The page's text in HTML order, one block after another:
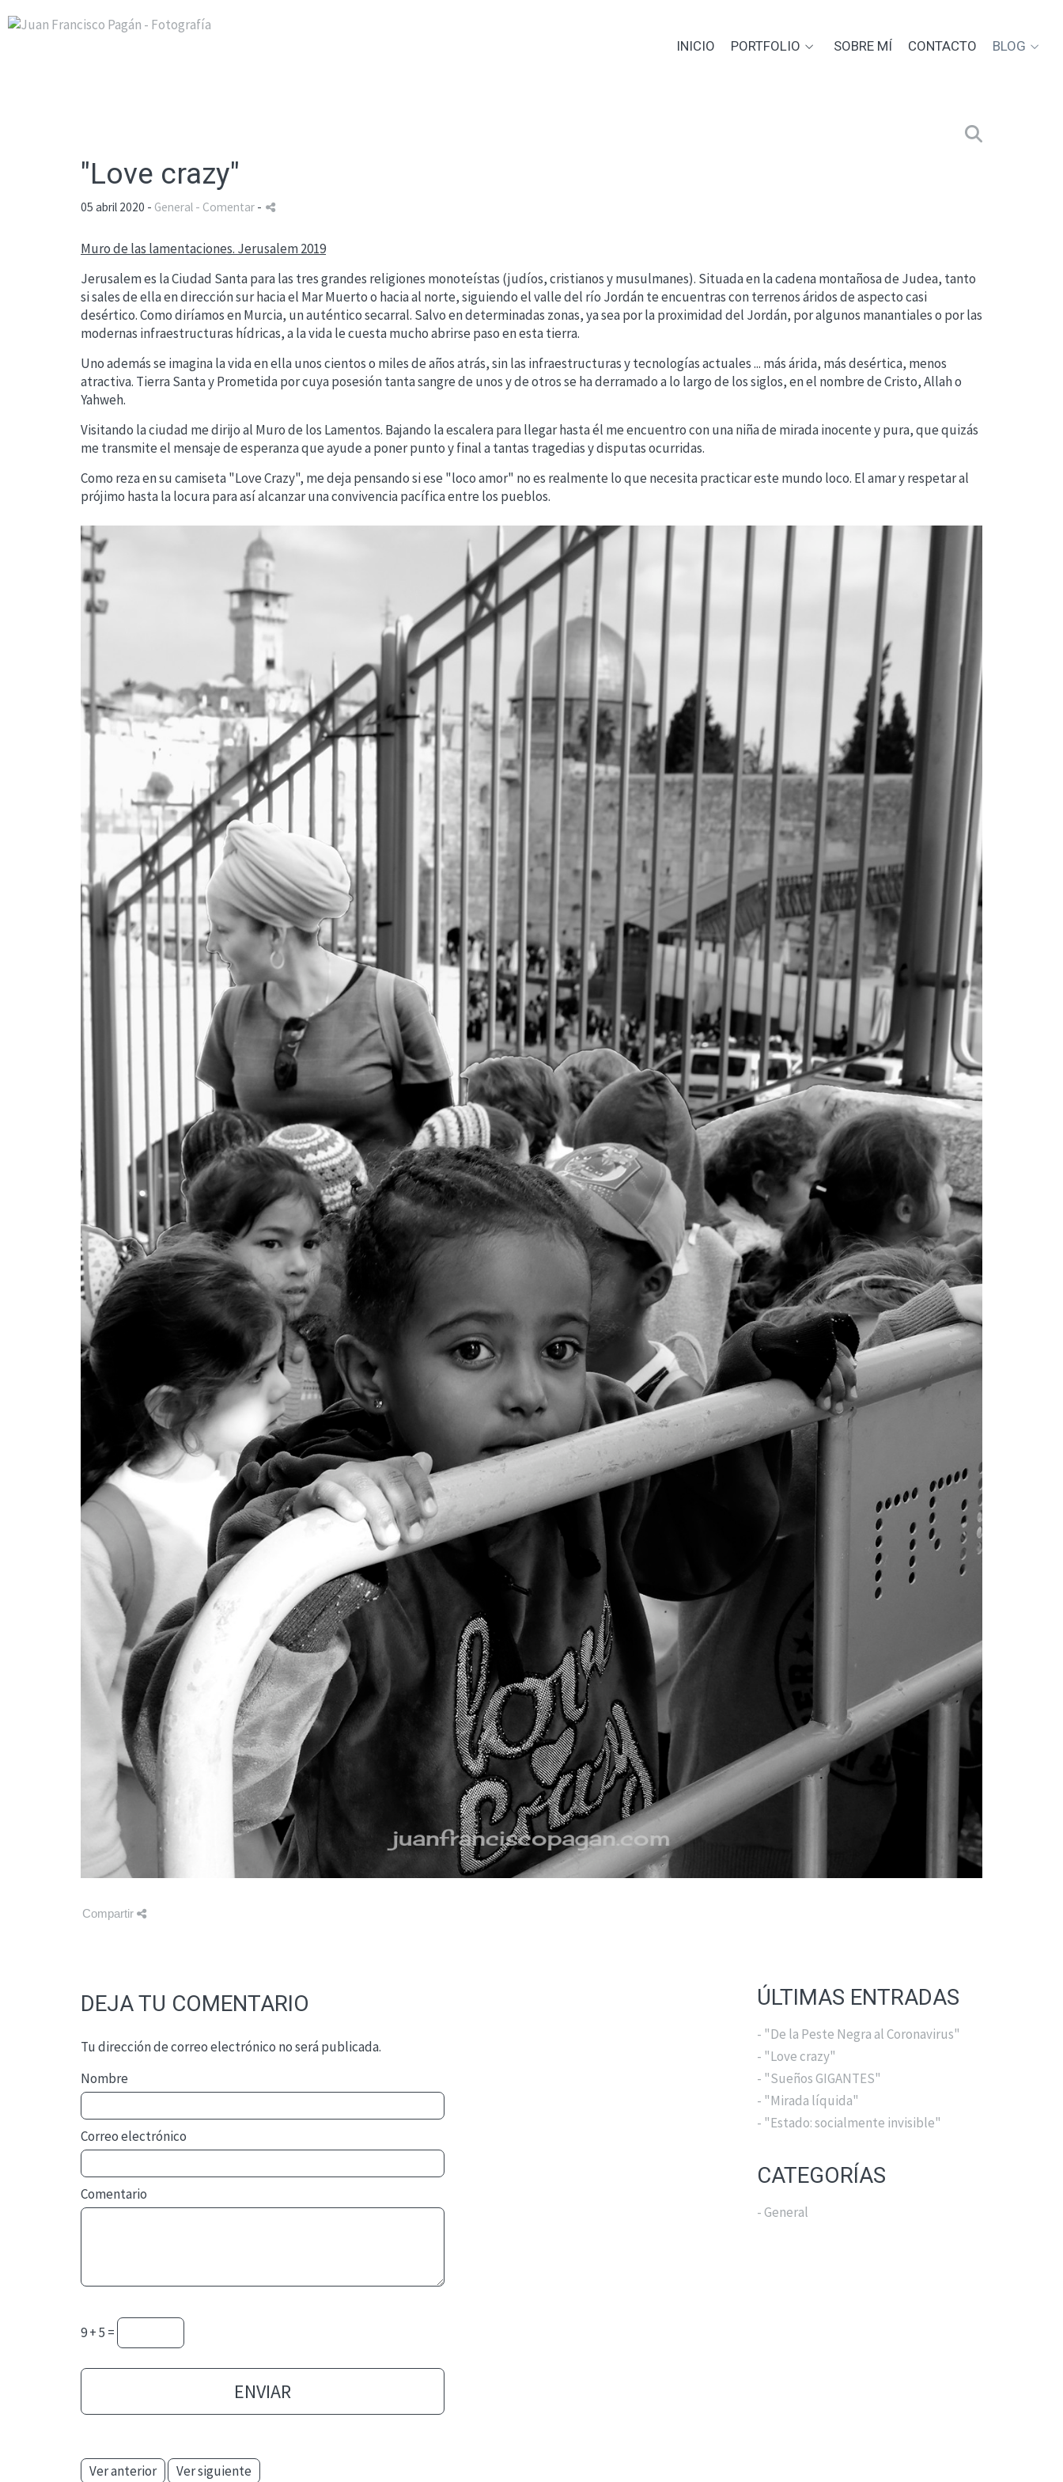
INICIO PORTFOLIO SOBRE MÍ CONTACTO BLOG
"Love crazy"
05 abril 2020 - General - Comentar -
Muro de las lamentaciones. Jerusalem 2019
Jerusalem es la Ciudad Santa para las tres grandes religiones monoteístas (judíos, cristianos y musulmanes). Situada en la cadena montañosa de Judea, tanto
si sales de ella en dirección sur hacia el Mar Muerto o hacia al norte, siguiendo el valle del río Jordán te encuentras con terrenos áridos de aspecto casi
desértico. Como diríamos en Murcia, un auténtico secarral. Salvo en determinadas zonas, ya sea por la proximidad del Jordán, por algunos manantiales o por las
modernas infraestructuras hídricas, a la vida le cuesta mucho abrirse paso en esta tierra.
Uno además se imagina la vida en ella unos cientos o miles de años atrás, sin las infraestructuras y tecnologías actuales ... más árida, más desértica, menos
atractiva. Tierra Santa y Prometida por cuya posesión tanta sangre de unos y de otros se ha derramado a lo largo de los siglos, en el nombre de Cristo, Allah o
Yahweh.
Visitando la ciudad me dirijo al Muro de los Lamentos. Bajando la escalera para llegar hasta él me encuentro con una niña de mirada inocente y pura, que quizás
me transmite el mensaje de esperanza que ayude a poner punto y final a tantas tragedias y disputas ocurridas.
Como reza en su camiseta "Love Crazy", me deja pensando si ese "loco amor" no es realmente lo que necesita practicar este mundo loco. El amar y respetar al
prójimo hasta la locura para así alcanzar una convivencia pacífica entre los pueblos.
Compartir
DEJA TU COMENTARIO
Tu dirección de correo electrónico no será publicada.
Nombre
Correo electrónico
Comentario
9 + 5 =
ÚLTIMAS ENTRADAS
- "De la Peste Negra al Coronavirus"
- "Love crazy"
- "Sueños GIGANTES"
- "Mirada líquida"
- "Estado: socialmente invisible"
CATEGORÍAS
- General
Ver anterior Ver siguiente